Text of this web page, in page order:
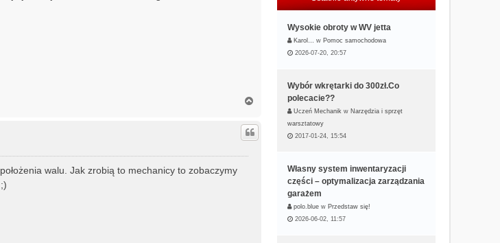
g
r
walu. Jak zrobią to mechanicy to zobaczymy
Wysokie obroty w WV jetta
Karol… w Pomoc samochodowa
2026-07-20, 20:57
Wybór wkrętarki do 300zł.Co
polecacie??
Uczeń Mechanik w Narzędzia i sprzęt
warsztatowy
2017-01-24, 15:54
Własny system inwentaryzacji
części – optymalizacja zarządzania
garażem
polo.blue w Przedstaw się!
2026-06-02, 11:57